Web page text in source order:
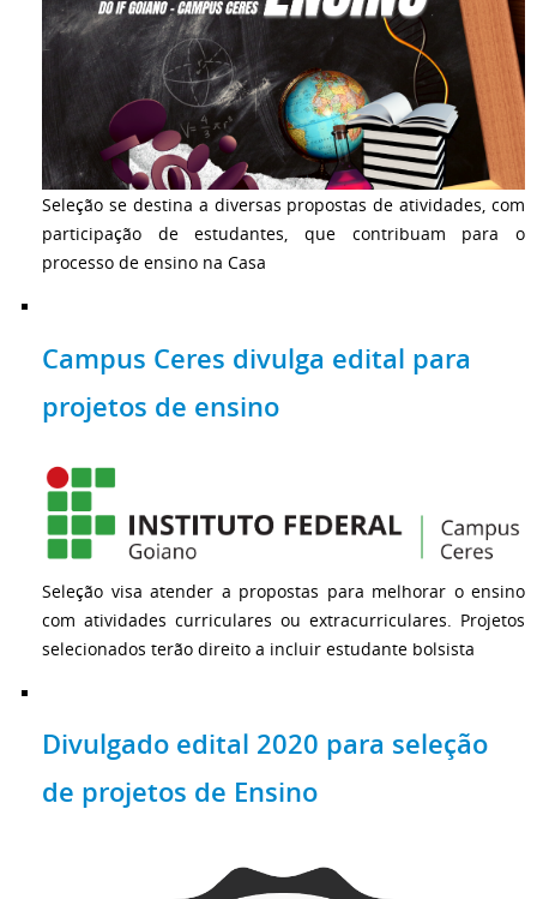
Seleção se destina a diversas propostas de atividades, com
participação de estudantes, que contribuam para o
processo de ensino na Casa
Campus Ceres divulga edital para
projetos de ensino
Seleção visa atender a propostas para melhorar o ensino
com atividades curriculares ou extracurriculares. Projetos
selecionados terão direito a incluir estudante bolsista
Divulgado edital 2020 para seleção
de projetos de Ensino